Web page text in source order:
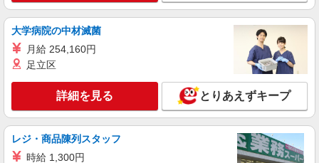
大学病院の中材滅菌
月給 254,160円
足立区
詳細を見る とりあえずキープ
レジ・商品陳列スタッフ
時給 1,300円